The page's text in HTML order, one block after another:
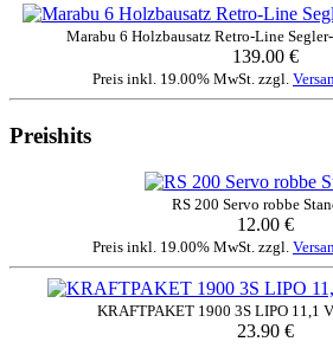
Marabu 6 Holzbausatz Retro-Line
139.00 €
Preis inkl. 19.00% MwSt. zzgl.
Preishits
RS 200 Servo robbe
12.00 €
Preis inkl. 19.00% MwSt. zzgl.
KRAFTPAKET 1900 3S LIPO 11,1
23.90 €